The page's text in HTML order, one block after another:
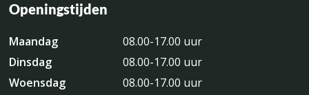
Openingstijden
Maandag
08.00-17.00 uur
Dinsdag
08.00-17.00 uur
Woensdag
08.00-17.00 uur